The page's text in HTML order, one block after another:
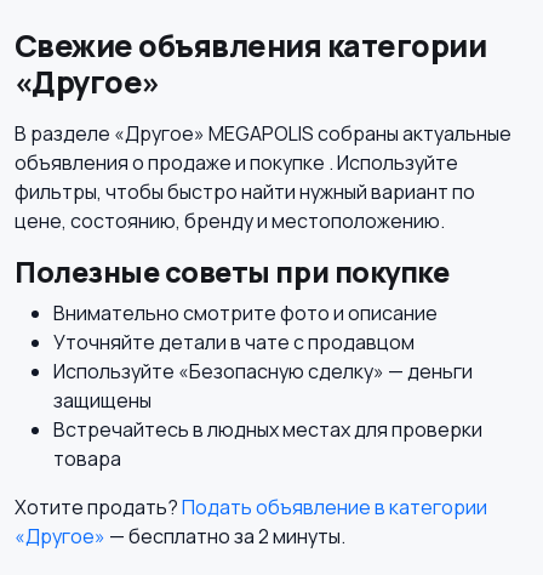
Детская одежда и
обувь
Свежие объявления категории
«Другое»
В разделе «Другое» MEGAPOLIS собраны актуальные
объявления о продаже и покупке . Используйте
фильтры, чтобы быстро найти нужный вариант по
цене, состоянию, бренду и местоположению.
Полезные советы при покупке
Внимательно смотрите фото и описание
Уточняйте детали в чате с продавцом
Используйте «Безопасную сделку» — деньги
защищены
Встречайтесь в людных местах для проверки
товара
Хотите продать?Подать объявление в категории
«Другое» — бесплатно за 2 минуты.